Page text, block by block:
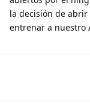
la decisión de abrir
entrenar a nuestro